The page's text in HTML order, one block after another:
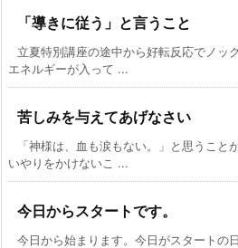
「導きに従う」と言うこと
立夏特別講座の途中から好転反応でノッ
エネルギーが入って ...
苦しみを与えてあげなさい
「神様は、血も涙もない。」と思うこと
いやりをかけないこ ...
今日からスタートです。
今日から始まります。今日がスタートの